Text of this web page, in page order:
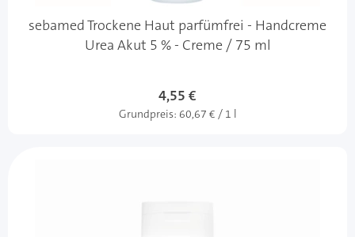
sebamed Trockene Haut parfümfrei - Handcreme
Urea Akut 5 % - Creme / 75 ml
4,55 €
Grundpreis: 60,67 € / 1 l